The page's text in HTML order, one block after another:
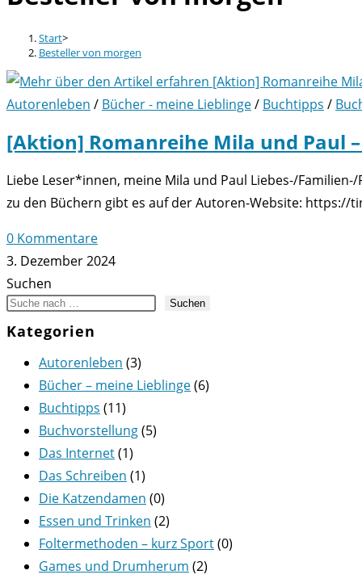
Start>
Besteller von morgen
Autorenleben / Bücher - meine Lieblinge/ Buchtipps /
[Aktion] Romanreihe Mila und Paul
Liebe Leser*innen, meine Mila und Paul Liebes-/
zu den Büchern gibt es auf der Autoren-Website: https://
0 Kommentare
3. Dezember 2024
Suchen
Suchen
Kategorien
Autorenleben (3)
Bücher – meine Lieblinge(6)
Buchtipps (11)
Buchvorstellung(5)
Das Internet(1)
Das Schreiben (1)
Die Katzendamen (0)
Essen und Trinken (2)
Foltermethoden – kurz Sport(0)
Games und Drumherum (2)